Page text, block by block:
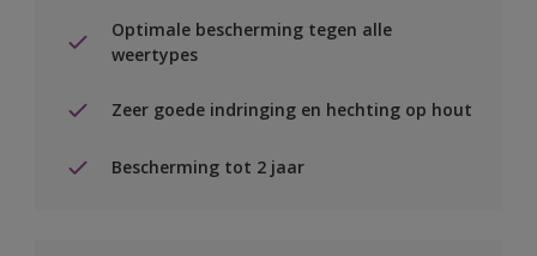
Optimale bescherming tegen alle
weertypes
Zeer goede indringing en hechting op hout
Bescherming tot 2 jaar